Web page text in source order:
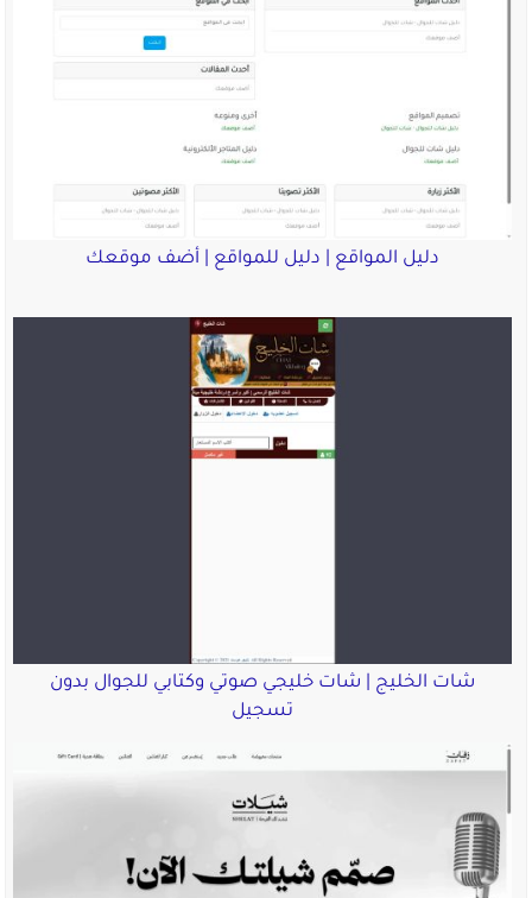
دليل المواقع | دليل للمواقع | أضف موقعك
شات الخليج | شات خليجي صوتي وكتابي للجوال بدون
تسجيل